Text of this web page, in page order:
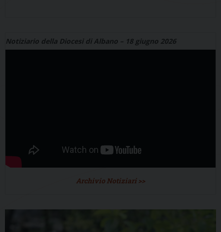
Notiziario della Diocesi di Albano – 18 giugno 2026
Archivio Notiziari >>